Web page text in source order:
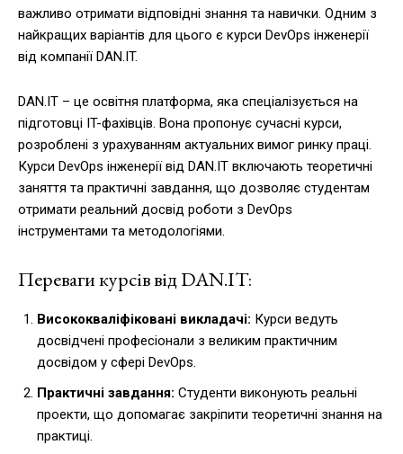
важливо отримати відповідні знання та навички. Одним з
найкращих варіантів для цього є курси DevOps інженерії
від компанії DAN.IT.
DAN.IT – це освітня платформа, яка спеціалізується на
підготовці IT-фахівців. Вона пропонує сучасні курси,
розроблені з урахуванням актуальних вимог ринку праці.
Курси DevOps інженерії від DAN.IT включають теоретичні
заняття та практичні завдання, що дозволяє студентам
отримати реальний досвід роботи з DevOps
інструментами та методологіями.
Переваги курсів від DAN.IT:
Висококваліфіковані викладачі: Курси ведуть
досвідчені професіонали з великим практичним
досвідом у сфері DevOps.
Практичні завдання: Студенти виконують реальні
проекти, що допомагає закріпити теоретичні знання на
практиці.